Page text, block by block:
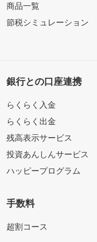
商品一覧
節税シミュレーション
銀行との口座連携
らくらく入金
らくらく出金
残高表示サービス
投資あんしんサービス
ハッピープログラム
手数料
超割コース